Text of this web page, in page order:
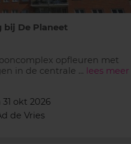
bij De Planeet
opfleuren met
in de centrale ... lees meer
okt 2026
de Vries